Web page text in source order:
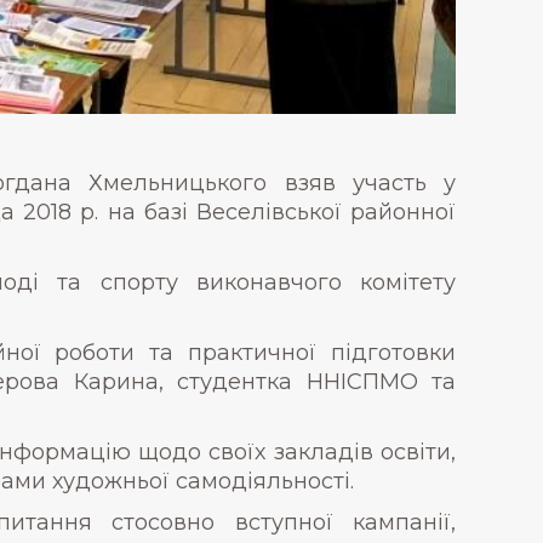
Хмельницького взяв участь у
р. на базі Веселівської районної
та спорту виконавчого комітету
роботи та практичної підготовки
Карина, студентка ННІСПМО та
щодо своїх закладів освіти,
художньої самодіяльності.
стосовно вступної кампанії,